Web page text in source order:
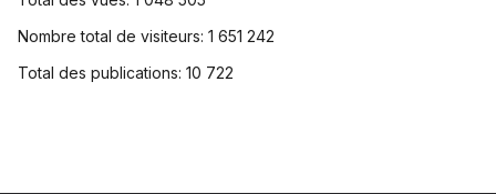
Nombre total de visiteurs: 1 651 242
Total des publications: 10 722